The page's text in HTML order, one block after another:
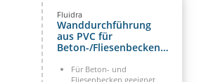
Fluidra
Wanddurchführung
aus PVC für
Beton-/Fliesenbecken
300 mm
Für Beton- und
Fliesenbecken geeignet